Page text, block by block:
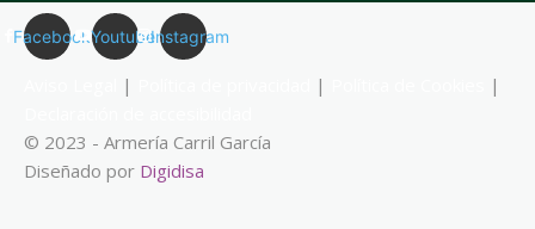
FacebookYoutubeInstagram
| |
|
© 2023 - Armería Carril García
Diseñado por Digidisa